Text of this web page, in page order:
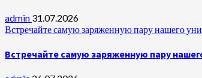
admin 31.07.2026
Встречайте самую заряженную пару
Встречайте самую заряженную пару